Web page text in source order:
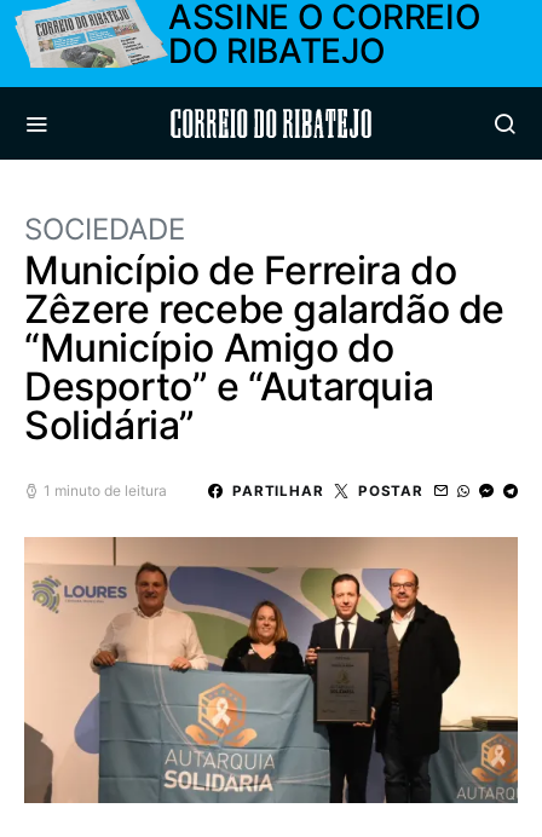
ASSINE O CORREIO
DO RIBATEJO
Correio do Ribatejo
SOCIEDADE
Município de Ferreira do
Zêzere recebe galardão de
“Município Amigo do
Desporto” e “Autarquia
Solidária”
1 minuto de leitura PARTILHAR POSTAR